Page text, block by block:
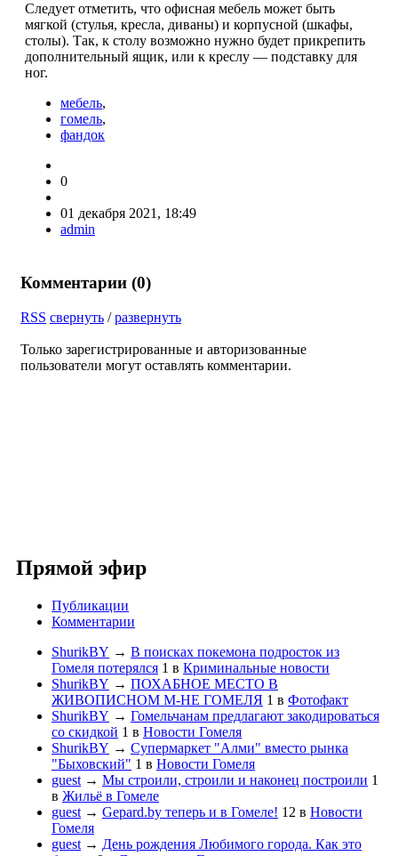
Следует отметить, что офисная мебель может быть
мягкой (стулья, кресла, диваны) и корпусной (шкафы,
столы). Так, к столу возможно нужно будет прикрепить
дополнительный ящик, или к креслу — подставку для
ног.
мебель,
гомель,
фандок
0
01 декабря 2021, 18:49
admin
Комментарии (0)
RSS свернуть /развернуть
Только зарегистрированные и авторизованные
пользователи могут оставлять комментарии.
Прямой эфир
Публикации
Комментарии
ShurikBY → В поисках покемона подросток из
Гомеля потерялся 1 в Криминальные новости
ShurikBY → ПОХАБНОЕ МЕСТО В
ЖИВОПИСНОМ М-НЕ ГОМЕЛЯ 1 в Фотофакт
ShurikBY → Гомельчанам предлагают закодироваться
со скидкой 1 в Новости Гомеля
ShurikBY → Супермаркет "Алми" вместо рынка
"Быховский" 1 в Новости Гомеля
guest → Мы строили, строили и наконец построили 1
в Жильё в Гомеле
guest → Gepard.by теперь и в Гомеле! 12 в Новости
Гомеля
guest → День рождения Любимого города. Как это